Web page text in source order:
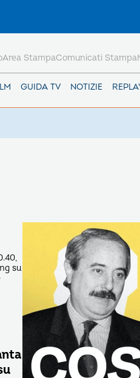
GUIDA TV NOTIZIE
Area StampaComunicati Stampa
su